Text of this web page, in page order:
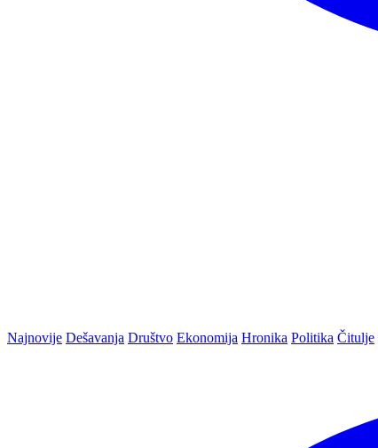
Najnovije Dešavanja Društvo Ekonomija Hronika Politika Čitulje